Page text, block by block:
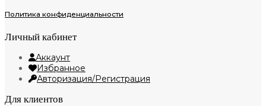
Политика конфиденциальности
Личный кабинет
Аккаунт
Избранное
Авторизация/Регистрация
Для клиентов